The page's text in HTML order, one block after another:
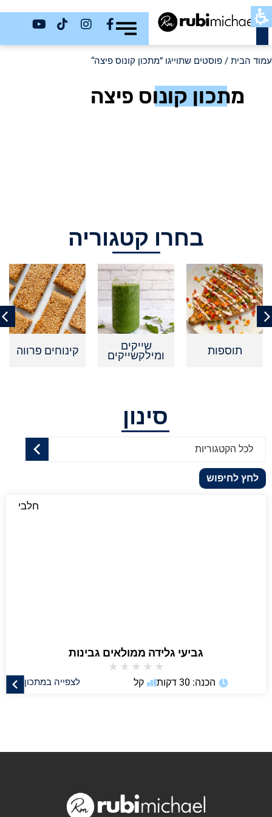
כשר
עמוד הבית / פוסטים שתוייגו ”מתכון קונוס פיצה“
מתכון קונוס פיצה
בחרו קטגוריה
תוספות שייקים
ומילקשייקים קינוחים פרווה
סינון
לכל הקטגוריות
לחץ לחיפוש
חלבי
גביעי גלידה ממולאים גבינות
★
★
★
★
★
לצפייה במתכון הכנה: 30 דקות קל